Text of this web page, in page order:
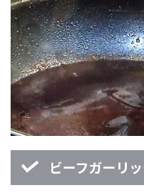
ビーフガーリ